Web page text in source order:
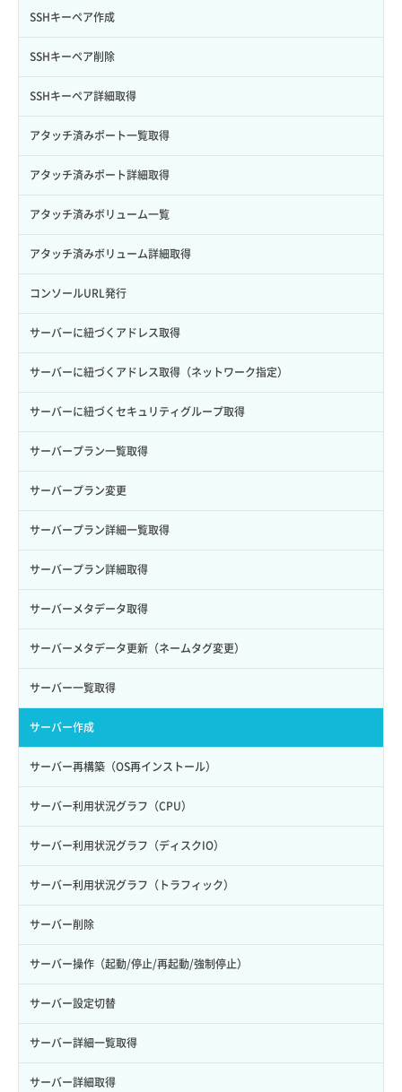
サブユーザーにロールを紐づけ
サブユーザー一覧取得
サブユーザー作成
サブユーザー削除
サブユーザー更新
サブユーザー詳細取得
トークン発行
パーミッション一覧取得
ロールからパーミッションを紐づけ解除
ロールにパーミッションを紐づけ
ロール一覧取得
ロール作成
ロール削除
ロール更新
ロール詳細取得
スナップショット詳細一覧取得
スナップショット詳細取得（アイテム指定）
バックアップリストア
バックアップ一覧取得
バックアップ詳細一覧取得
バックアップ詳細取得
ボリュームイメージ保存
ボリュームタイプ一覧取得
ボリュームタイプ詳細取得
ボリューム一覧取得
ボリューム作成
ボリューム削除
ボリューム更新
ボリューム詳細一覧取得
ボリューム詳細取得
自動バックアップ有効化
自動バックアップ無効化
イメージ保存使用量取得
イメージ保存容量取得
イメージ保存容量変更
イメージ削除
イメージ詳細取得
SSHキーペア作成
SSHキーペア削除
SSHキーペア詳細取得
アタッチ済みポート一覧取得
アタッチ済みポート詳細取得
アタッチ済みボリューム一覧
アタッチ済みボリューム詳細取得
コンソールURL発行
サーバーに紐づくアドレス取得
サーバーに紐づくアドレス取得（ネットワーク指定）
サーバーに紐づくセキュリティグループ取得
サーバープラン一覧取得
サーバープラン変更
サーバープラン詳細一覧取得
サーバープラン詳細取得
サーバーメタデータ取得
サーバーメタデータ更新（ネームタグ変更）
サーバー一覧取得
サーバー作成
サーバー再構築（OS再インストール）
サーバー利用状況グラフ（CPU）
サーバー利用状況グラフ（ディスクIO）
サーバー利用状況グラフ（トラフィック）
サーバー削除
サーバー操作（起動/停止/再起動/強制停止）
サーバー設定切替
サーバー詳細一覧取得
サーバー詳細取得